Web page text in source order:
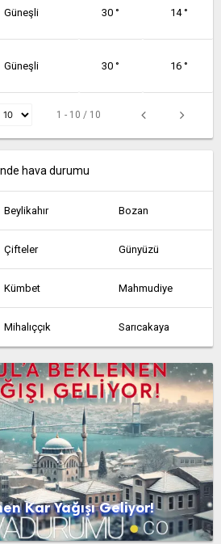
Güneşli 30 ° 14 °
Güneşli 30 ° 16 °
1 - 10 / 10
hava durumu
Beylikahır Bozan
Çifteler Günyüzü
Kümbet Mahmudiye
Mihalıççık Sarıcakaya
Sivrihisar Zincirlikuyu
Kar Yağışı Geliyor!